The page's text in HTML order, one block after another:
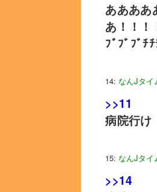
ああああ
あ！！！
ﾌﾞﾌﾞﾌﾞﾁ
14:なんJタイ
>>11
病院行け
15:なんJタイ
>>14